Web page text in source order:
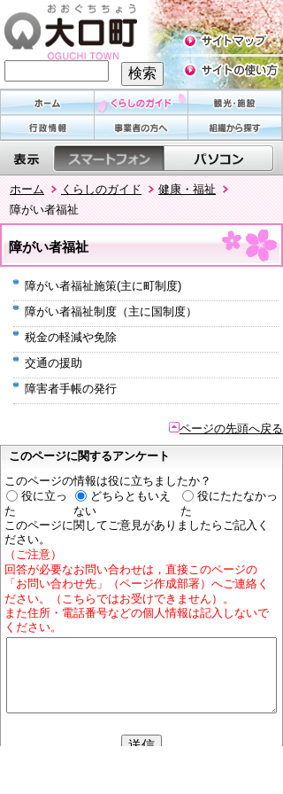
ホーム くらしのガイド
健康・福祉
障がい者福祉
障がい者福祉
障がい者福祉施策(主に町制度)
障がい者福祉制度（主に国制度）
税金の軽減や免除
交通の援助
障害者手帳の発行
ページの先頭へ戻る
このページに関するアンケート
このページの情報は役に立ちましたか？
役に立っ
た
どちらともいえ
ない
役にたたなかっ
た
このページに関してご意見がありましたらご記入く
ださい。
（ご注意）
回答が必要なお問い合わせは，直接このページの
「お問い合わせ先」（ページ作成部署）へご連絡く
ださい。（こちらではお受けできません）。
また住所・電話番号などの個人情報は記入しないで
ください。